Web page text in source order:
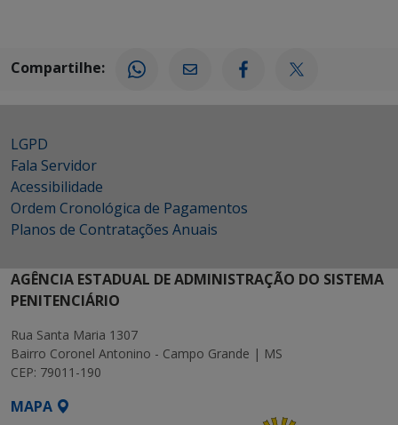
Compartilhe:
LGPD
Fala Servidor
Acessibilidade
Ordem Cronológica de Pagamentos
Planos de Contratações Anuais
AGÊNCIA ESTADUAL DE ADMINISTRAÇÃO DO SISTEMA
PENITENCIÁRIO
Rua Santa Maria 1307
Bairro Coronel Antonino - Campo Grande | MS
CEP: 79011-190
MAPA